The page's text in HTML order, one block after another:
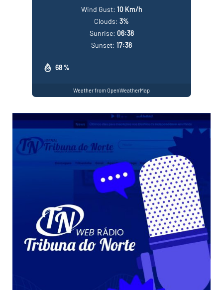
68 %
Wind Gust: 10 Km/h
Clouds: 3%
Sunrise: 06:38
Sunset: 17:38
Weather from OpenWeatherMap